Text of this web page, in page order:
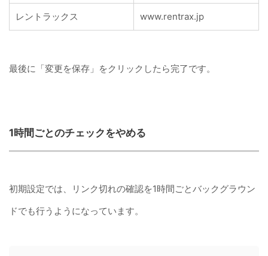
レントラックス www.rentrax.jp
最後に「変更を保存」をクリックしたら完了です。
1時間ごとのチェックをやめる
初期設定では、リンク切れの確認を1時間ごとバックグラウン
ドでも行うようになっています。